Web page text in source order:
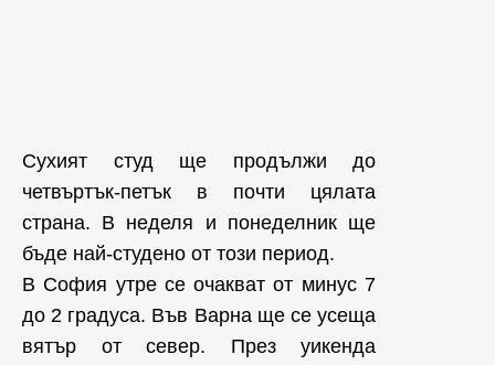
Сухият студ ще продължи до
четвъртък-петък в почти цялата
страна. В неделя и понеделник ще
бъде най-студено от този период.
В София утре се очакват от минус 7
до 2 градуса. Във Варна ще се усеща
вятър от север. През уикенда